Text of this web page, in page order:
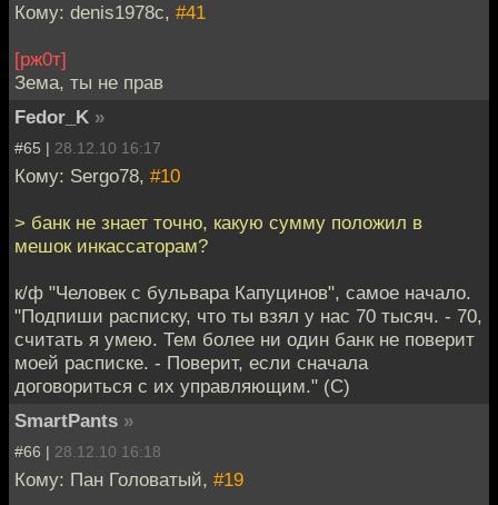
Кому: denis1978c, #41
[рж0т]
Зема, ты не прав
Fedor_K »
#65 | 28.12.10 16:17
Кому: Sergo78, #10
> банк не знает точно, какую сумму положил в
мешок инкассаторам?
к/ф "Человек с бульвара Капуцинов", самое начало.
"Подпиши расписку, что ты взял у нас 70 тысяч. - 70,
считать я умею. Тем более ни один банк не поверит
моей расписке. - Поверит, если сначала
договориться с их управляющим." (С)
SmartPants »
#66 | 28.12.10 16:18
Кому: Пан Головатый, #19